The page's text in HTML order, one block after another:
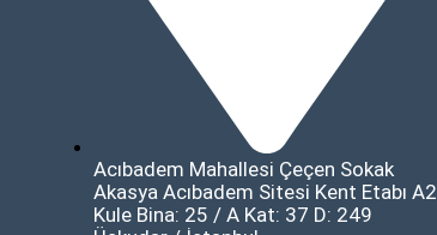
Acıbadem Mahallesi Çeçen Sokak
Akasya Acıbadem Sitesi Kent Etabı A2
Kule Bina: 25 / A Kat: 37 D: 249